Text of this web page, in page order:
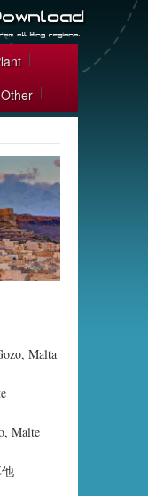
Other
Malta
Malte